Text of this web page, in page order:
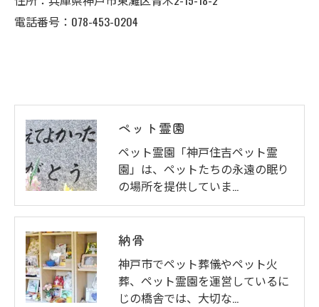
電話番号：078-453-0204
ペット霊園
ペット霊園「神戸住吉ペット霊
園」は、ペットたちの永遠の眠り
の場所を提供していま…
納骨
神戸市でペット葬儀やペット火
葬、ペット霊園を運営しているに
じの橋舎では、大切な…